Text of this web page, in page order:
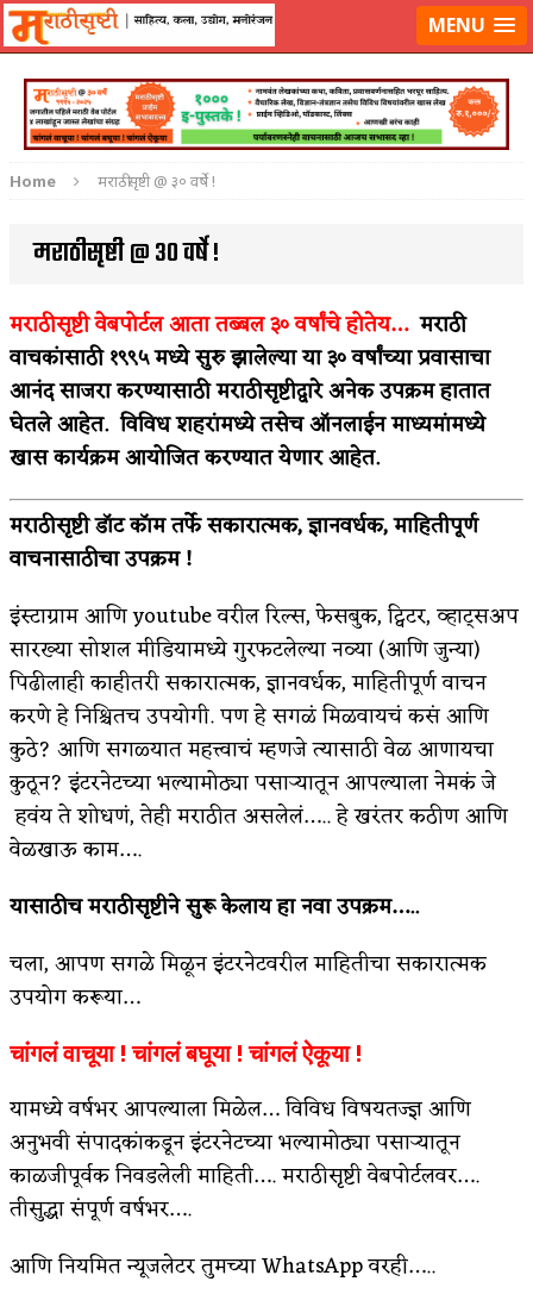
लॉग-इन करा|लेखक नोंदणी करा MENU
Home मराठीसृष्टी @ ३० वर्षे !
मराठीसृष्टी @ ३० वर्षे !
मराठीसृष्टी वेबपोर्टल आता तब्बल ३० वर्षांचे होतेय…मराठी
वाचकांसाठी १९९५ मध्ये सुरु झालेल्या या ३० वर्षांच्या प्रवासाचा
आनंद साजरा करण्यासाठी मराठीसृष्टीद्वारे अनेक उपक्रम हातात
घेतले आहेत. विविध शहरांमध्ये तसेच ऑनलाईन माध्यमांमध्ये
खास कार्यक्रम आयोजित करण्यात येणार आहेत.
मराठीसृष्टी डॉट कॉम तर्फे सकारात्मक, ज्ञानवर्धक, माहितीपूर्ण
वाचनासाठीचा उपक्रम !
इंस्टाग्राम आणि youtube वरील रिल्स, फेसबुक, ट्विटर, व्हाट्सअप
सारख्या सोशल मीडियामध्ये गुरफटलेल्या नव्या (आणि जुन्या)
पिढीलाही काहीतरी सकारात्मक, ज्ञानवर्धक, माहितीपूर्ण वाचन
करणे हे निश्चितच उपयोगी. पण हे सगळं मिळवायचं कसं आणि
कुठे? आणि सगळ्यात महत्त्वाचं म्हणजे त्यासाठी वेळ आणायचा
कुठून? इंटरनेटच्या भल्यामोठ्या पसाऱ्यातून आपल्याला नेमकं जे
हवंय ते शोधणं, तेही मराठीत असलेलं….. हे खरंतर कठीण आणि
वेळखाऊ काम….
यासाठीच मराठीसृष्टीने सुरू केलाय हा नवा उपक्रम…..
चला, आपण सगळे मिळून इंटरनेटवरील माहितीचा सकारात्मक
उपयोग करूया…
चांगलं वाचूया ! चांगलं बघूया ! चांगलं ऐकूया !
यामध्ये वर्षभर आपल्याला मिळेल… विविध विषयतज्ज्ञ आणि
अनुभवी संपादकांकडून इंटरनेटच्या भल्यामोठ्या पसाऱ्यातून
काळजीपूर्वक निवडलेली माहिती…. मराठीसृष्टी वेबपोर्टलवर….
तीसुद्धा संपूर्ण वर्षभर….
आणि नियमित न्यूजलेटर तुमच्या WhatsApp वरही…..